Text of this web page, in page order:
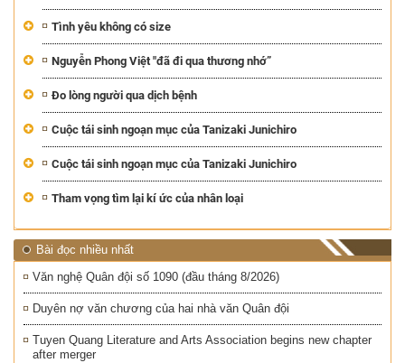
Tình yêu không có size
Nguyễn Phong Việt "đã đi qua thương nhớ”
Đo lòng người qua dịch bệnh
Cuộc tái sinh ngoạn mục của Tanizaki Junichiro
Cuộc tái sinh ngoạn mục của Tanizaki Junichiro
Tham vọng tìm lại kí ức của nhân loại
Bài đọc nhiều nhất
Văn nghệ Quân đội số 1090 (đầu tháng 8/2026)
Duyên nợ văn chương của hai nhà văn Quân đội
Tuyen Quang Literature and Arts Association begins new chapter
after merger